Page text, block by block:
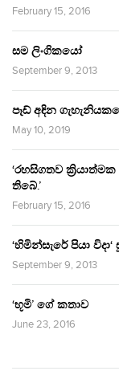
February 15, 2016
සම ලිංගිකයෝ
September 9, 2013
පෑඩ් අඳින
May 10, 2019
‘රහසිගතව
තිබේ.’
February 15, 2016
‘හිමින්සැරේ පියා
September 9, 2013
‘භූමි’ ගේ කතාව
June 23, 2016